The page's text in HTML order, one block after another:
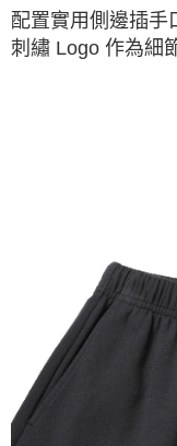
配置實用側邊插手
刺繡 Logo 作為細